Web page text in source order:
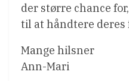
der større chance
til at håndtere deres
Mange hilsner
Ann-Mari